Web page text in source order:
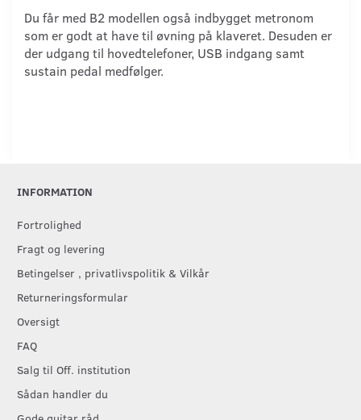
Du får med B2 modellen også indbygget metronom
som er godt at have til øvning på klaveret. Desuden er
der udgang til hovedtelefoner, USB indgang samt
sustain pedal medfølger.
INFORMATION
Fortrolighed
Fragt og levering
Betingelser , privatlivspolitik & Vilkår
Returneringsformular
Oversigt
FAQ
Salg til Off. institution
Sådan handler du